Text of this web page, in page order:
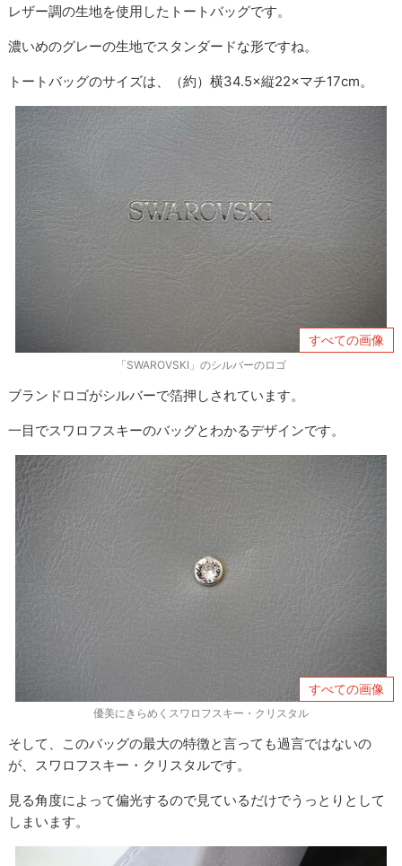
レザー調の生地を使用したトートバッグです。
濃いめのグレーの生地でスタンダードな形ですね。
トートバッグのサイズは、（約）横34.5×縦22×マチ17cm。
すべての画像
「SWAROVSKI」のシルバーのロゴ
ブランドロゴがシルバーで箔押しされています。
一目でスワロフスキーのバッグとわかるデザインです。
すべての画像
優美にきらめくスワロフスキー・クリスタル
そして、このバッグの最大の特徴と言っても過言ではないの
が、スワロフスキー・クリスタルです。
見る角度によって偏光するので見ているだけでうっとりとして
しまいます。